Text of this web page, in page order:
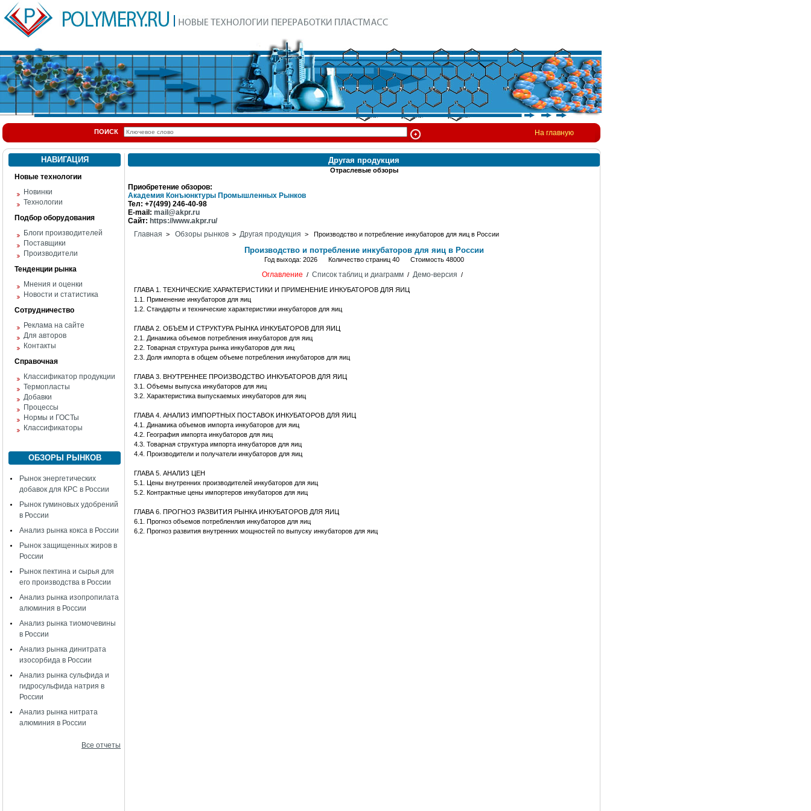
ПОИСК На главную
НАВИГАЦИЯ
Новые технологии
Новинки
Технологии
Подбор оборудования
Блоги производителей
Поставщики
Производители
Тенденции рынка
Мнения и оценки
Новости и статистика
Сотрудничество
Реклама на сайте
Для авторов
Контакты
Справочная
Классификатор продукции
Термопласты
Добавки
Процессы
Нормы и ГОСТы
Классификаторы
ОБЗОРЫ РЫНКОВ
Рынок энергетических
добавок для КРС в России
Рынок гуминовых удобрений
в России
Анализ рынка кокса в России
Рынок защищенных жиров в
России
Рынок пектина и сырья для
его производства в России
Анализ рынка изопропилата
алюминия в России
Анализ рынка тиомочевины
в России
Анализ рынка динитрата
изосорбида в России
Анализ рынка сульфида и
гидросульфида натрия в
России
Анализ рынка нитрата
алюминия в России
Все отчеты
Другая продукция
Отраслевые обзоры
Приобретение обзоров:
Академия Конъюнктуры Промышленных Рынков
Тел: +7(499) 246-40-98
E-mail: mail@akpr.ru
Сайт: https://www.akpr.ru/
Главная > Обзоры рынков > Другая продукция > Производство и потребление инкубаторов для яиц в России
Производство и потребление инкубаторов для яиц в России
Год выхода: 2026 Количество страниц 40 Стоимость 48000
Оглавление / Список таблиц и диаграмм/ Демо-версия /
ГЛАВА 1. ТЕХНИЧЕСКИЕ ХАРАКТЕРИСТИКИ И ПРИМЕНЕНИЕ ИНКУБАТОРОВ ДЛЯ ЯИЦ
1.1. Применение инкубаторов для яиц
1.2. Стандарты и технические характеристики инкубаторов для яиц
ГЛАВА 2. ОБЪЕМ И СТРУКТУРА РЫНКА ИНКУБАТОРОВ ДЛЯ ЯИЦ
2.1. Динамика объемов потребления инкубаторов для яиц
2.2. Товарная структура рынка инкубаторов для яиц
2.3. Доля импорта в общем объеме потребления инкубаторов для яиц
ГЛАВА 3. ВНУТРЕННЕЕ ПРОИЗВОДСТВО ИНКУБАТОРОВ ДЛЯ ЯИЦ
3.1. Объемы выпуска инкубаторов для яиц
3.2. Характеристика выпускаемых инкубаторов для яиц
ГЛАВА 4. АНАЛИЗ ИМПОРТНЫХ ПОСТАВОК ИНКУБАТОРОВ ДЛЯ ЯИЦ
4.1. Динамика объемов импорта инкубаторов для яиц
4.2. География импорта инкубаторов для яиц
4.3. Товарная структура импорта инкубаторов для яиц
4.4. Производители и получатели инкубаторов для яиц
ГЛАВА 5. АНАЛИЗ ЦЕН
5.1. Цены внутренних производителей инкубаторов для яиц
5.2. Контрактные цены импортеров инкубаторов для яиц
ГЛАВА 6. ПРОГНОЗ РАЗВИТИЯ РЫНКА ИНКУБАТОРОВ ДЛЯ ЯИЦ
6.1. Прогноз объемов потребленлия инкубаторов для яиц
6.2. Прогноз развития внутренних мощностей по выпуску инкубаторов для яиц